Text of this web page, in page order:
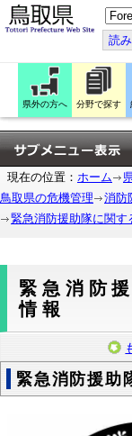
こ
の
ペ
ー
ジ
翻
訳
す
る
読
県外の方へ 分野で探す
現在の位置： ホーム
鳥取県の危機管理
消防
緊急消防援助隊に関す
緊急消防
情報
緊急消防援助